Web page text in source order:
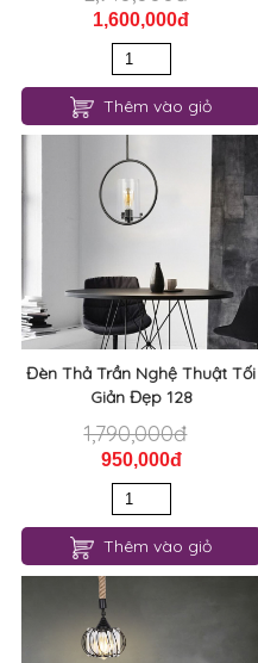
Đèn Thả Trần Nghệ Thuật Tối
Giản Đẹp 128
1,790,000đ
950,000đ